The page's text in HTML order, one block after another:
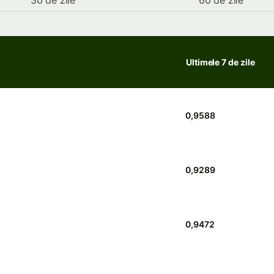
Ultimele 7 de zile
0,9588
0,9289
0,9472